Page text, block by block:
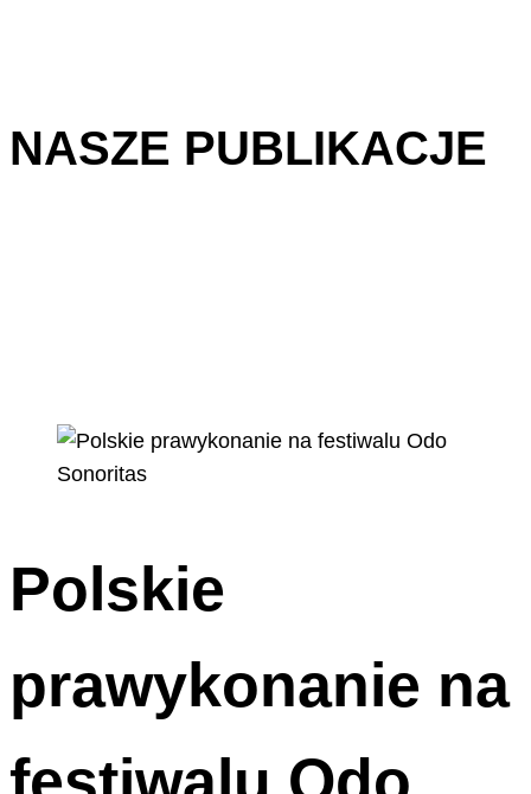
NASZE PUBLIKACJE
Polskie
prawykonanie na